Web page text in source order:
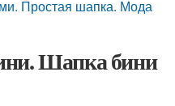
Простая шапка. Мода
Шапка бини